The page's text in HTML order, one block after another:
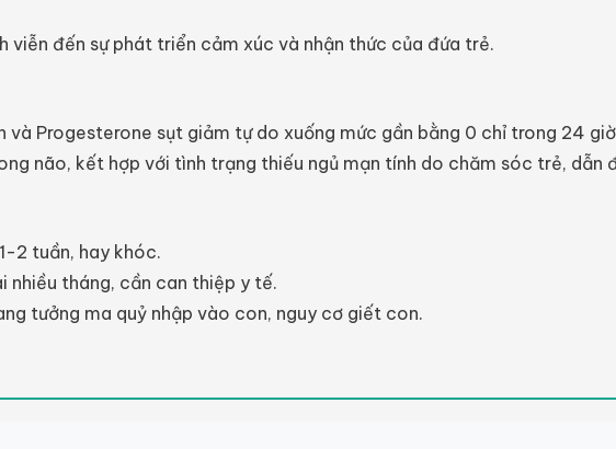
viễn đến sự phát triển cảm xúc và nhận thức của đứa trẻ.
và Progesterone sụt giảm tự do xuống mức gần bằng 0 chỉ trong 24
não, kết hợp với tình trạng thiếu ngủ mạn tính do chăm sóc trẻ, dẫn
2 tuần, hay khóc.
nhiều tháng, cần can thiệp y tế.
tưởng ma quỷ nhập vào con, nguy cơ giết con.